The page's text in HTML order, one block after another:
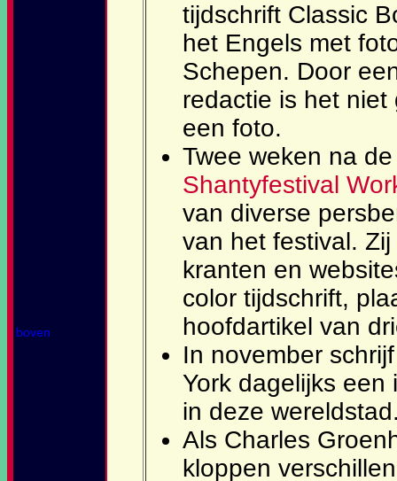
boven
tijdschrift Classic
het Engels met
Schepen. Door
redactie is het
een foto.
Twee weken na
Shantyfestival
van diverse
van het festival.
kranten en
color tijdschrift,
hoofdartikel van
In november
York dagelijks een
in deze
Als Charles
kloppen